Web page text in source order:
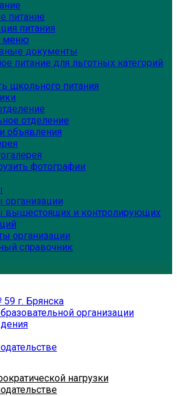
питание
питания
меню
документы
питание для льготных категорий
школьного питания
отделение
объявления
фотографии
организации
вышестоящих и контролирующих
организации
справочник
г. Брянска
организации
нагрузки